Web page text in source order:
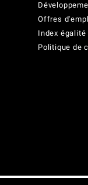
Offres
Index
Politique de